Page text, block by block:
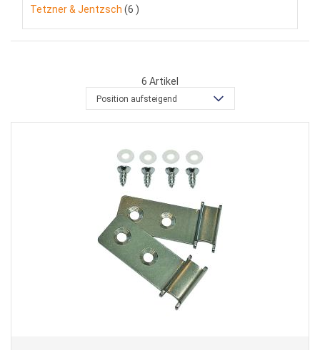
6 Artikel
Position aufsteigend
Tetzner & Jentzsch 6 Artikel